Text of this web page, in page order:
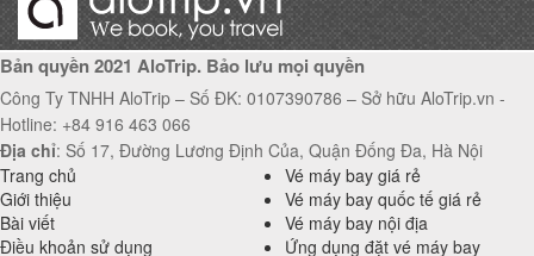
Bản quyền 2021 AloTrip. Bảo lưu mọi quyền
Công Ty TNHH AloTrip – Số ĐK: 0107390786 – Sở hữu AloTrip.vn -
Hotline: +84 916 463 066
Địa chỉ: Số 17, Đường Lương Định Của, Quận Đống Đa, Hà Nội
Trang chủ
Giới thiệu
Bài viết
Điều khoản sử dụng
Vé máy bay giá rẻ
Vé máy bay quốc tế giá rẻ
Vé máy bay nội địa
Ứng dụng đặt vé máy bay